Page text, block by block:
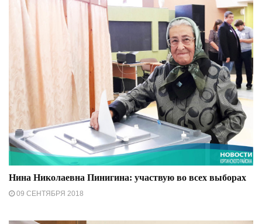
Нина Николаевна Пинигина: участвую во всех выборах
09 СЕНТЯБРЯ 2018